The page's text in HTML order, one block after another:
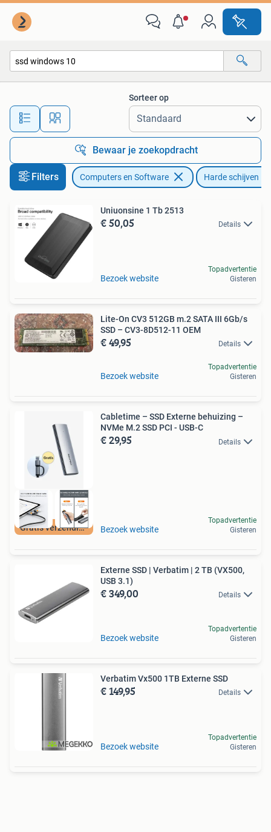
Alle afstanden…
Sorteer op
Bewaar je zoekopdracht
Filters Computers en Software Harde schijven
Uniuonsine 1 Tb 2513
€ 50,05 Details
Bezoek website
Topadvertentie
Gisteren
Lite-On CV3 512GB m.2 SATA III 6Gb/s
SSD – CV3-8D512-11 OEM
€ 49,95 Details
Bezoek website
Topadvertentie
Gisteren
Gratis verzending
Cabletime – SSD Externe behuizing –
NVMe M.2 SSD PCI - USB-C
€ 29,95 Details
Bezoek website
Topadvertentie
Gisteren
Externe SSD | Verbatim | 2 TB (VX500,
USB 3.1)
€ 349,00 Details
Bezoek website
Topadvertentie
Gisteren
Verbatim Vx500 1TB Externe SSD
€ 149,95 Details
Bezoek website
Topadvertentie
Gisteren